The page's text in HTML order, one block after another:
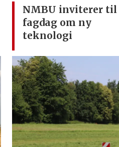
NMBU inviterer til
fagdag om ny
teknologi